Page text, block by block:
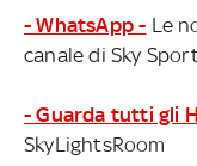
- WhatsApp - Le
canale di Sky Sport
- Guarda tutti gli
SkyLightsRoom